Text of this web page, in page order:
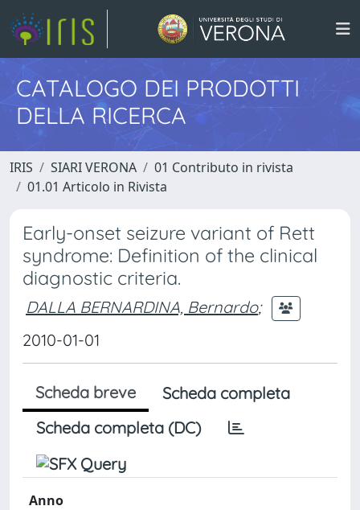
CATALOGO DEI PRODOTTI
DELLA RICERCA
IRIS SIARI VERONA
01 Contributo in rivista
01.01 Articolo in Rivista
Early-onset seizure variant of Rett
syndrome: Definition of the clinical
diagnostic criteria.
DALLA BERNARDINA, Bernardo;
2010-01-01
Scheda breve
Scheda completa
Scheda completa (DC)
Anno